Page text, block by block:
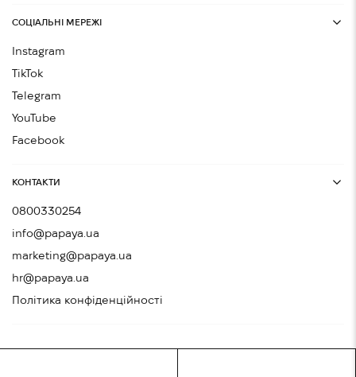
СОЦІАЛЬНІ МЕРЕЖІ
Instagram
TikTok
Telegram
YouTube
Facebook
КОНТАКТИ
0800330254
info@papaya.ua
marketing@papaya.ua
hr@papaya.ua
Політика конфіденційності